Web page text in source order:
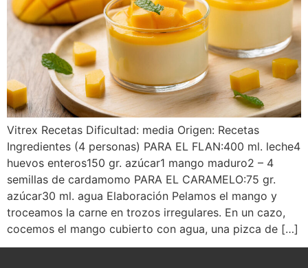
Vitrex Recetas Dificultad: media Origen: Recetas
Ingredientes (4 personas) PARA EL FLAN:400 ml. leche4
huevos enteros150 gr. azúcar1 mango maduro2 – 4
semillas de cardamomo PARA EL CARAMELO:75 gr.
azúcar30 ml. agua Elaboración Pelamos el mango y
troceamos la carne en trozos irregulares. En un cazo,
cocemos el mango cubierto con agua, una pizca de […]